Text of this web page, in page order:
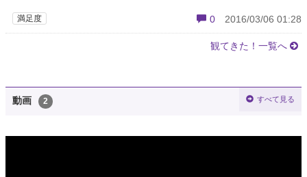
満足度 0 2016/03/06 01:28
観てきた！一覧へ
動画 2 すべて見る